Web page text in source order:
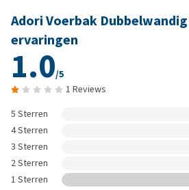
Adori Voerbak
ervaringen
1.0/5
1 Reviews
5 Sterren
4 Sterren
3 Sterren
2 Sterren
1 Sterren